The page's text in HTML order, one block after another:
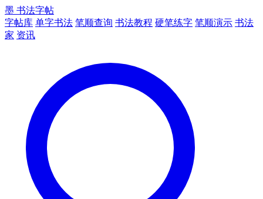
墨 书法字帖
字帖库 单字书法 笔顺查询 书法教程 硬笔练字 笔顺演示 书法
家 资讯